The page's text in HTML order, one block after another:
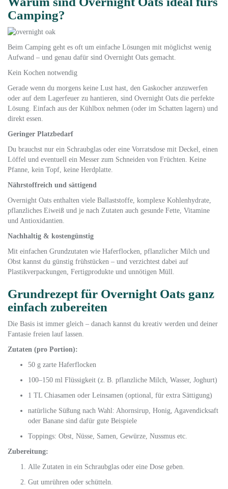
Camping?
Beim Camping geht es oft um einfache Lösungen mit möglichst wenig
Aufwand – und genau dafür sind Overnight Oats gemacht.
Kein Kochen notwendig
Gerade wenn du morgens keine Lust hast, den Gaskocher anzuwerfen
oder auf dem Lagerfeuer zu hantieren, sind Overnight Oats die perfekte
Lösung. Einfach aus der Kühlbox nehmen (oder im Schatten lagern) und
direkt essen.
Geringer Platzbedarf
Du brauchst nur ein Schraubglas oder eine Vorratsdose mit Deckel, einen
Löffel und eventuell ein Messer zum Schneiden von Früchten. Keine
Pfanne, kein Topf, keine Herdplatte.
Nährstoffreich und sättigend
Overnight Oats enthalten viele Ballaststoffe, komplexe Kohlenhydrate,
pflanzliches Eiweiß und je nach Zutaten auch gesunde Fette, Vitamine
und Antioxidantien.
Nachhaltig & kostengünstig
Mit einfachen Grundzutaten wie Haferflocken, pflanzlicher Milch und
Obst kannst du günstig frühstücken – und verzichtest dabei auf
Plastikverpackungen, Fertigprodukte und unnötigen Müll.
Grundrezept für Overnight Oats ganz
einfach zubereiten
Die Basis ist immer gleich – danach kannst du kreativ werden und deiner
Fantasie freien lauf lassen.
Zutaten (pro Portion):
50 g zarte Haferflocken
100–150 ml Flüssigkeit (z. B. pflanzliche Milch, Wasser, Joghurt)
1 TL Chiasamen oder Leinsamen (optional, für extra Sättigung)
natürliche Süßung nach Wahl: Ahornsirup, Honig, Agavendicksaft
oder Banane sind dafür gute Beispiele
Toppings: Obst, Nüsse, Samen, Gewürze, Nussmus etc.
Zubereitung:
Alle Zutaten in ein Schraubglas oder eine Dose geben.
Gut umrühren oder schütteln.